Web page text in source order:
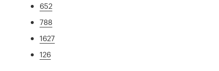
652
788
1627
126